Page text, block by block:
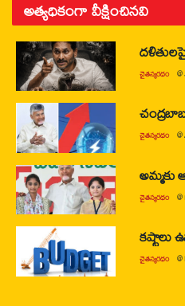
అత్యధికంగా వీక్షించినవి
చైతన్యరధం @
చైతన్యరధం @
చైతన్యరధం @
కష్టాలు
చైతన్యరధం @